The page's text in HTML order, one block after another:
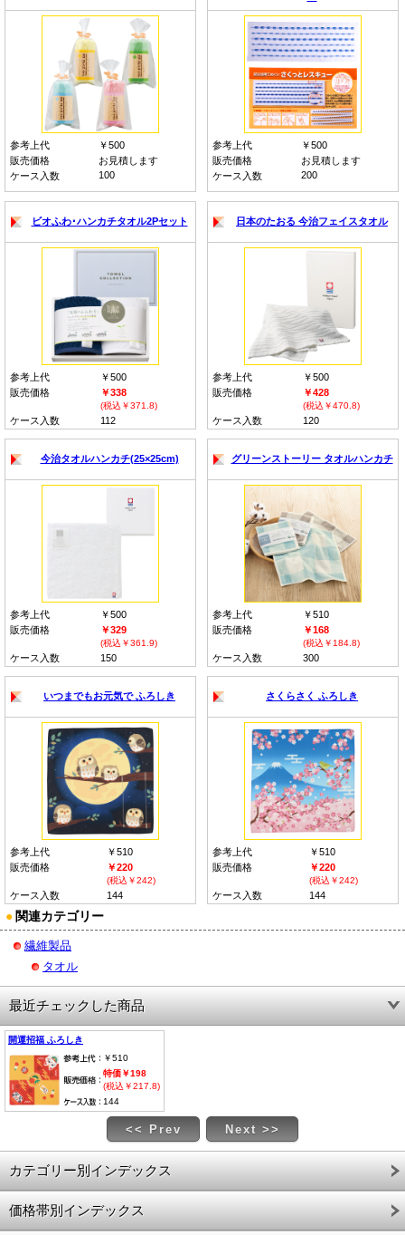
参考上代
￥500
販売価格
お見積します
ケース入数
100
参考上代
￥500
販売価格
お見積します
ケース入数
200
ビオふわ･ハンカチタオル2Pセット
参考上代
￥500
販売価格
￥338
(税込￥371.8)
ケース入数 112
日本のたおる 今治フェイスタオル
参考上代
￥500
販売価格
￥428
(税込￥470.8)
ケース入数 120
今治タオルハンカチ(25×25cm)
参考上代
￥500
販売価格
￥329
(税込￥361.9)
ケース入数 150
グリーンストーリー タオルハンカチ
参考上代
￥510
販売価格
￥168
(税込￥184.8)
ケース入数 300
いつまでもお元気で ふろしき
参考上代
￥510
販売価格
￥220
(税込￥242)
ケース入数 144
さくらさく ふろしき
参考上代
￥510
販売価格
￥220
(税込￥242)
ケース入数 144
● 関連カテゴリー
繊維製品
タオル
最近チェックした商品
開運招福 ふろしき
￥510
特価￥198
(税込￥217.8)
144
<< Prev Next >>
カテゴリー別インデックス
価格帯別インデックス